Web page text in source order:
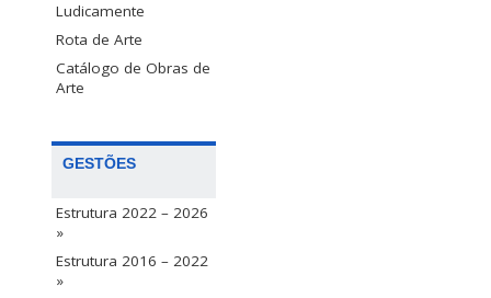
Ludicamente
Rota de Arte
Catálogo de Obras de
Arte
GESTÕES
Estrutura 2022 – 2026
»
Estrutura 2016 – 2022
»